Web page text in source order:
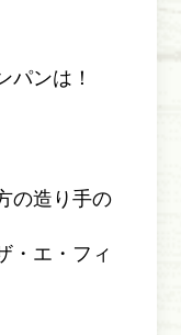
パンは！
の造り手の
・エ・フィ